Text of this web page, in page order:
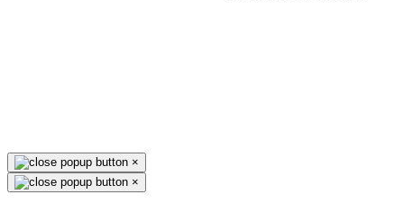
×
×